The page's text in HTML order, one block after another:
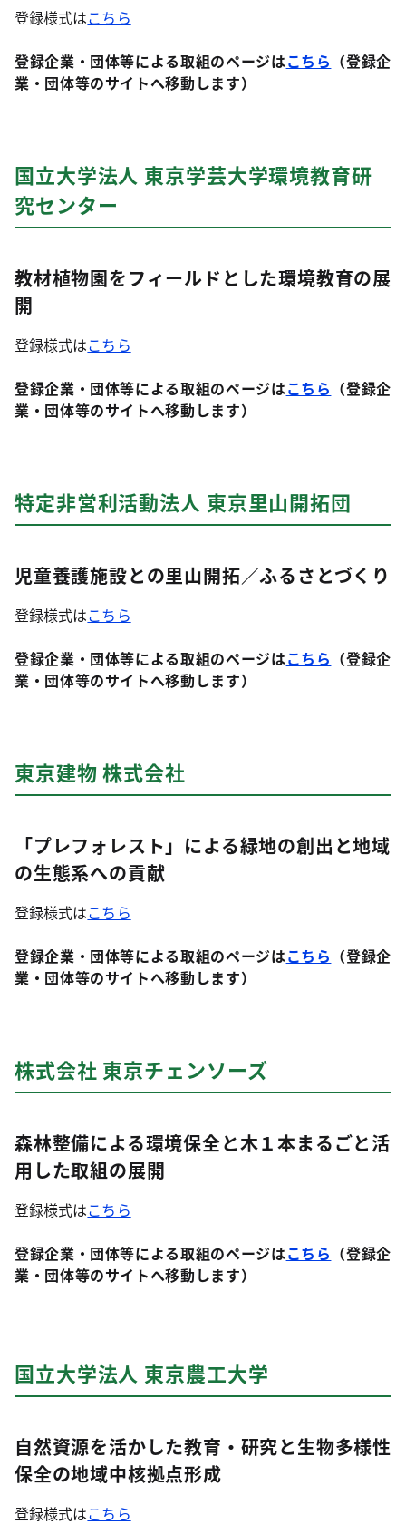
登録様式はこちら
登録企業・団体等による取組のページはこちら （登録企
業・団体等のサイトへ移動します）
国立大学法人 東京学芸大学環境教育研
究センター
教材植物園をフィールドとした環境教育の展
開
登録様式はこちら
登録企業・団体等による取組のページはこちら （登録企
業・団体等のサイトへ移動します）
特定非営利活動法人 東京里山開拓団
児童養護施設との里山開拓／ふるさとづくり
登録様式はこちら
登録企業・団体等による取組のページはこちら （登録企
業・団体等のサイトへ移動します）
東京建物 株式会社
「プレフォレスト」による緑地の創出と地域
の生態系への貢献
登録様式はこちら
登録企業・団体等による取組のページはこちら （登録企
業・団体等のサイトへ移動します）
株式会社 東京チェンソーズ
森林整備による環境保全と木１本まるごと活
用した取組の展開
登録様式はこちら
登録企業・団体等による取組のページはこちら （登録企
業・団体等のサイトへ移動します）
国立大学法人 東京農工大学
自然資源を活かした教育・研究と生物多様性
保全の地域中核拠点形成
登録様式はこちら